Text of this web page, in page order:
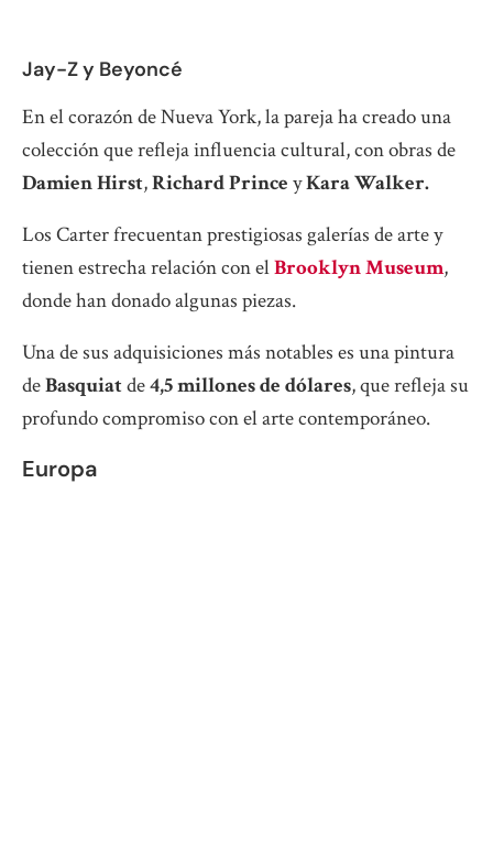
Jay-Z y Beyoncé
En el corazón de Nueva York, la pareja ha creado una
colección que refleja influencia cultural, con obras de
Damien Hirst,Richard Prince yKara Walker.
Los Carter frecuentan prestigiosas galerías de arte y
tienen estrecha relación con elBrooklyn Museum,
donde han donado algunas piezas.
Una de sus adquisiciones más notables es una pintura
deBasquiatde4,5 millones de dólares, que refleja su
profundo compromiso con el arte contemporáneo.
Europa